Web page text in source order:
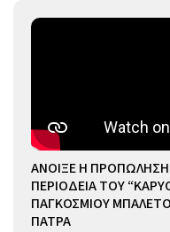
ΑΝΟΙΞΕ Η ΠΡΟΠΩΛΗΣΗ
ΠΕΡΙΟΔΕΙΑ ΤΟΥ
ΠΑΓΚΟΣΜΙΟΥ
ΠΑΤΡΑ